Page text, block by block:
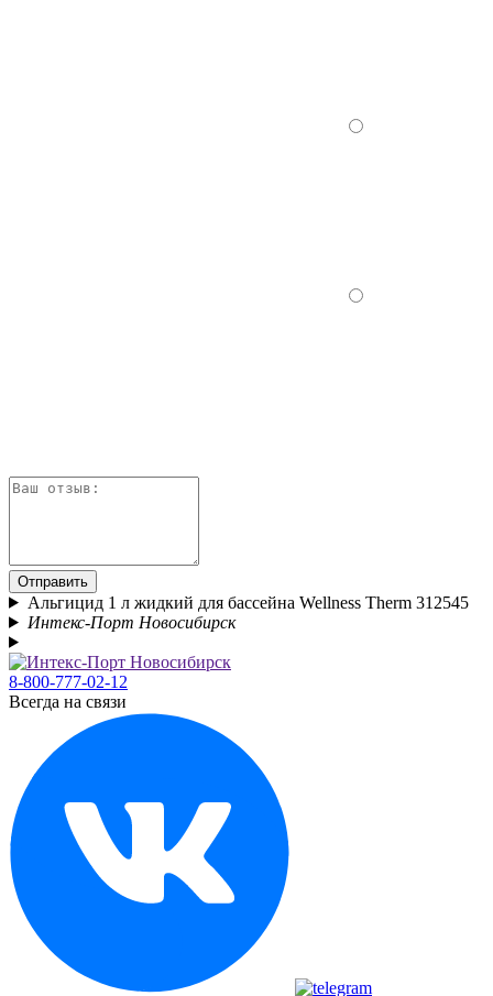
Отправить
Альгицид 1 л жидкий для бассейна Wellness Therm 312545
Интекс-Порт Новосибирск
8-800-777-02-12
Всегда на связи